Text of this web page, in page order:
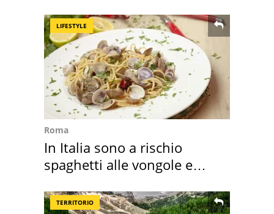
LIFESTYLE
Roma
In Italia sono a rischio
spaghetti alle vongole e
TERRITORIO